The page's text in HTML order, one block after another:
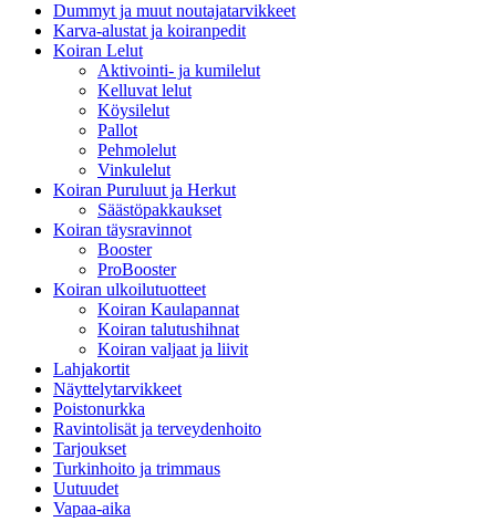
Dummyt ja muut noutajatarvikkeet
Karva-alustat ja koiranpedit
Koiran Lelut
Aktivointi- ja kumilelut
Kelluvat lelut
Köysilelut
Pallot
Pehmolelut
Vinkulelut
Koiran Puruluut ja Herkut
Säästöpakkaukset
Koiran täysravinnot
Booster
ProBooster
Koiran ulkoilutuotteet
Koiran Kaulapannat
Koiran talutushihnat
Koiran valjaat ja liivit
Lahjakortit
Näyttelytarvikkeet
Poistonurkka
Ravintolisät ja terveydenhoito
Tarjoukset
Turkinhoito ja trimmaus
Uutuudet
Vapaa-aika